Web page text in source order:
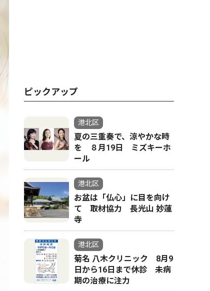
ピックアップ
港北区
夏の三重奏で、涼やかな時
を ８月19日 ミズキーホ
ール
港北区
お盆は「仏心」に目を向け
て 取材協力 長光山 妙蓮
寺
港北区
菊名 八木クリニック 8月9
日から16日まで休診 未病
期の治療に注力